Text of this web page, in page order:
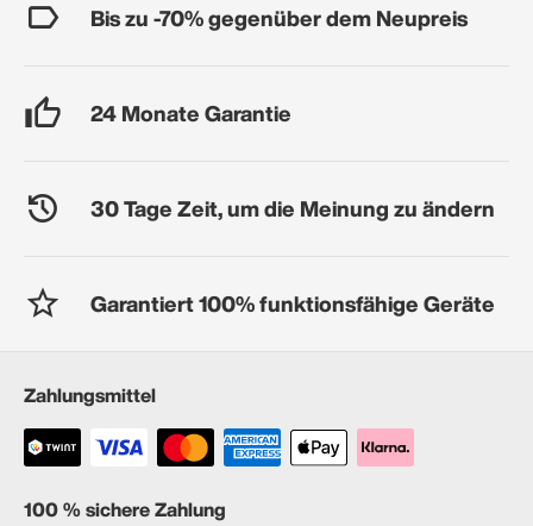
Bis zu -70% gegenüber dem Neupreis
24 Monate Garantie
30 Tage Zeit, um die Meinung zu ändern
Garantiert 100% funktionsfähige Geräte
Zahlungsmittel
100 % sichere Zahlung